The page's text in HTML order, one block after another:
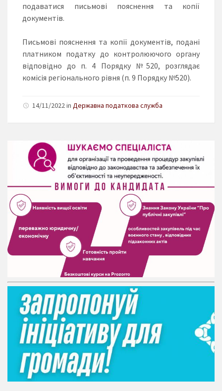
подаватися письмові пояснення та копії
документів.
Письмові пояснення та копії документів, подані
платником податку до контролюючого органу
відповідно до п. 4 Порядку №520, розглядає
комісія регіонального рівня (п. 9 Порядку №520).
14/11/2022 in Державна податкова служба